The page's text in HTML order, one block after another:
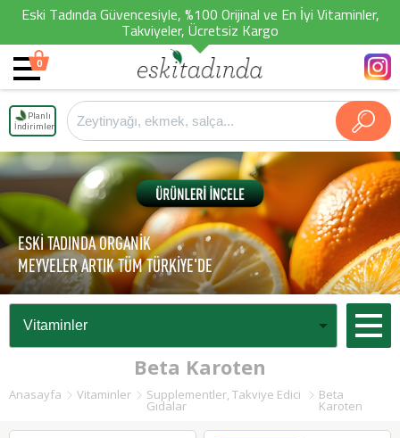
Eski Tadında Güvencesiyle, %100 Orijinal ve En İyi Vitaminler,
Takviyeler, Ücretsiz Kargo
0
Planlı
İndirimler
ESKİ TADINDA ORGANİK
MEYVELER ARTIK TÜM TÜRKİYE'DE
Beta Karoten
Anasayfa Vitaminler Supplementler, Takviye Edici
Gıdalar
Beta
Karoten